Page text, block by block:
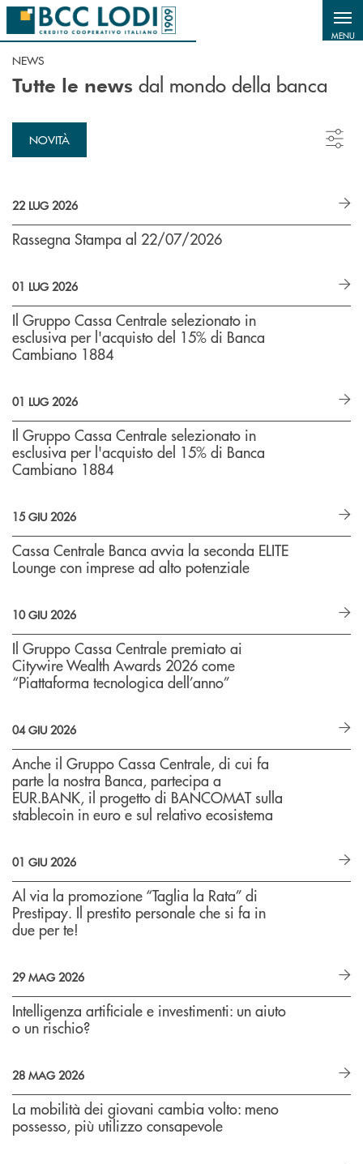
Salta al contenuto principale
MENU
NEWS
Tutte le news dal mondo della banca
NOVITÀ
22 LUG 2026
Rassegna Stampa al 22/07/2026
01 LUG 2026
Il Gruppo Cassa Centrale selezionato in
esclusiva per l'acquisto del 15% di Banca
Cambiano 1884
01 LUG 2026
Il Gruppo Cassa Centrale selezionato in
esclusiva per l'acquisto del 15% di Banca
Cambiano 1884
15 GIU 2026
Cassa Centrale Banca avvia la seconda ELITE
Lounge con imprese ad alto potenziale
10 GIU 2026
Il Gruppo Cassa Centrale premiato ai
Citywire Wealth Awards 2026 come
“Piattaforma tecnologica dell’anno”
04 GIU 2026
Anche il Gruppo Cassa Centrale, di cui fa
parte la nostra Banca, partecipa a
EUR.BANK, il progetto di BANCOMAT sulla
stablecoin in euro e sul relativo ecosistema
01 GIU 2026
Al via la promozione “Taglia la Rata” di
Prestipay. Il prestito personale che si fa in
due per te!
29 MAG 2026
Intelligenza artificiale e investimenti: un aiuto
o un rischio?
28 MAG 2026
La mobilità dei giovani cambia volto: meno
possesso, più utilizzo consapevole